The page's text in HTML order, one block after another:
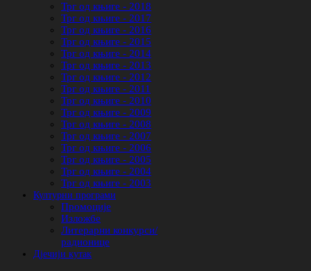
Трг од књиге - 2018
Трг од књиге - 2017
Трг од књиге - 2016
Трг од књиге - 2015
Трг од књиге - 2014
Трг од књиге - 2013
Трг од књиге - 2012
Трг од књиге - 2011
Трг од књиге - 2010
Трг од књиге - 2009
Трг од књиге - 2008
Трг од књиге - 2007
Трг од књиге - 2006
Трг од књиге - 2005
Трг од књиге - 2004
Трг од књиге - 2003
Културни програми
Промоције
Изложбе
Литерарни конкурси/
радионице
Дјечији кутак